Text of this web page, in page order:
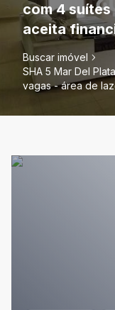
com 4 suítes
aceita
Buscar imóvel
SHA 5 Mar Del
vagas - área de